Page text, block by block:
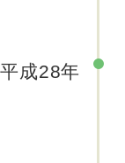
平成28年